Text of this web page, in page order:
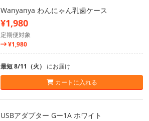
Wanyanya わんにゃん乳歯ケース
¥1,980
定期便対象
¥1,980
最短 8/11（火） にお届け
カートに入れる
USBアダプター Gー1A ホワイト